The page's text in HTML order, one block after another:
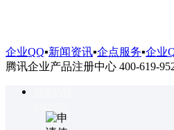
企业QQ▪新闻资讯▪企点服务▪企业
腾讯企业产品注册中心 400-619-